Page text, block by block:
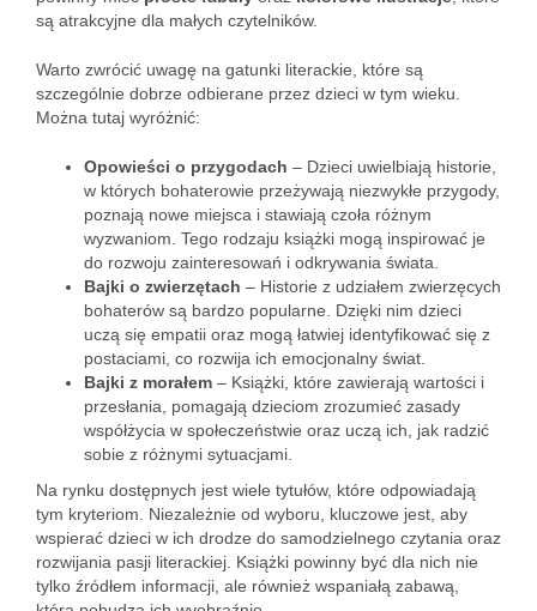
są atrakcyjne dla małych czytelników.
Warto zwrócić uwagę na gatunki literackie, które są
szczególnie dobrze odbierane przez dzieci w tym wieku.
Można tutaj wyróżnić:
Opowieści o przygodach – Dzieci uwielbiają historie,
w których bohaterowie przeżywają niezwykłe przygody,
poznają nowe miejsca i stawiają czoła różnym
wyzwaniom. Tego rodzaju książki mogą inspirować je
do rozwoju zainteresowań i odkrywania świata.
Bajki o zwierzętach – Historie z udziałem zwierzęcych
bohaterów są bardzo popularne. Dzięki nim dzieci
uczą się empatii oraz mogą łatwiej identyfikować się z
postaciami, co rozwija ich emocjonalny świat.
Bajki z morałem – Książki, które zawierają wartości i
przesłania, pomagają dzieciom zrozumieć zasady
współżycia w społeczeństwie oraz uczą ich, jak radzić
sobie z różnymi sytuacjami.
Na rynku dostępnych jest wiele tytułów, które odpowiadają
tym kryteriom. Niezależnie od wyboru, kluczowe jest, aby
wspierać dzieci w ich drodze do samodzielnego czytania oraz
rozwijania pasji literackiej. Książki powinny być dla nich nie
tylko źródłem informacji, ale również wspaniałą zabawą,